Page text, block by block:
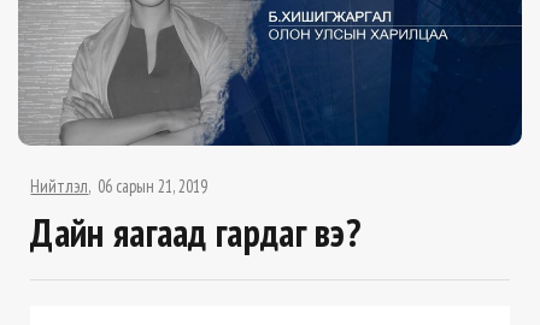
Нийтлэл 06 сарын 21, 2019
Дайн яагаад гардаг вэ?